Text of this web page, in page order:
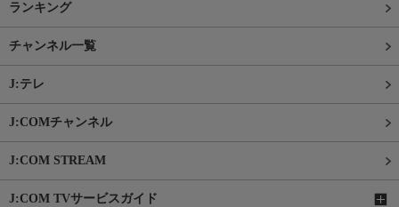
ランキング
チャンネル一覧
J:テレ
J:COMチャンネル
J:COM STREAM
J:COM TVサービスガイド